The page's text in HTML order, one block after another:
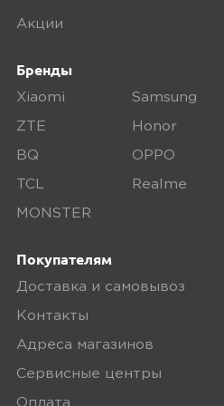
осматриваем технику
поэтому товар
упаковке. Исключение
некоторые виды
собственными
Дополнительные
Акции
Бренды
Xiaomi Samsung
ZTE Honor
BQ OPPO
TCL Realme
MONSTER
Покупателям
Доставка и самовывоз
Контакты
Адреса магазинов
Сервисные центры
Оплата